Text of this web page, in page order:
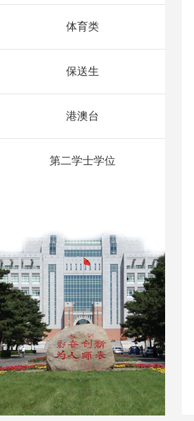
体育类
保送生
港澳台
第二学士学位